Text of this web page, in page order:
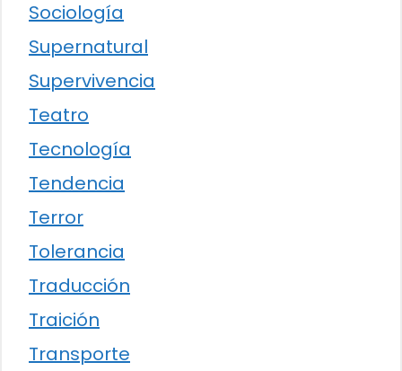
Sociología
Supernatural
Supervivencia
Teatro
Tecnología
Tendencia
Terror
Tolerancia
Traducción
Traición
Transporte